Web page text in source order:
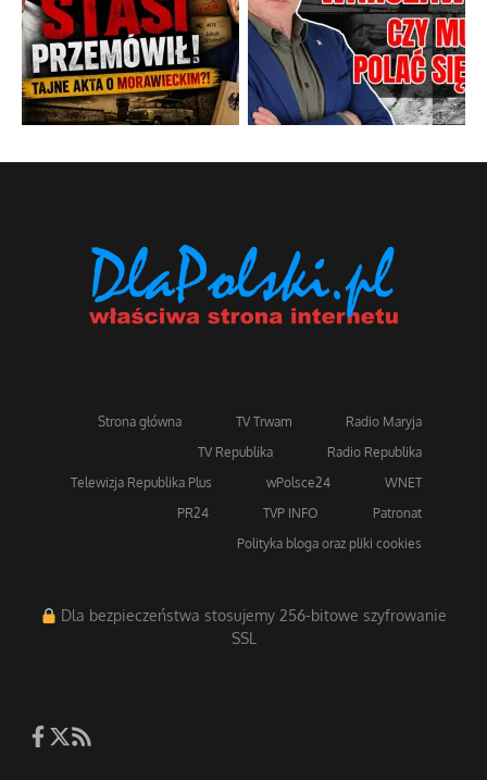
Strona główna TV Trwam
Radio Maryja
TV Republika
Radio Republika
Telewizja Republika Plus
wPolsce24
WNET
PR24
TVP INFO
Patronat
Polityka bloga oraz pliki cookies
Dla bezpieczeństwa stosujemy 256-bitowe szyfrowanie
SSL